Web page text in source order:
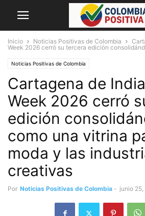
Inicio Noticias Positivas de Colombia
Week 2026 cerró su tercera edición
Noticias Positivas de Colombia
Cartagena de
Week 2026 cerró
edición
como una vitrina
moda y las
creativas
Por Noticias Positivas de Colombia - junio